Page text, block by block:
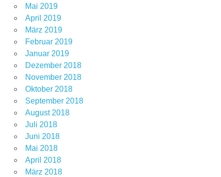
Mai 2019
April 2019
März 2019
Februar 2019
Januar 2019
Dezember 2018
November 2018
Oktober 2018
September 2018
August 2018
Juli 2018
Juni 2018
Mai 2018
April 2018
März 2018